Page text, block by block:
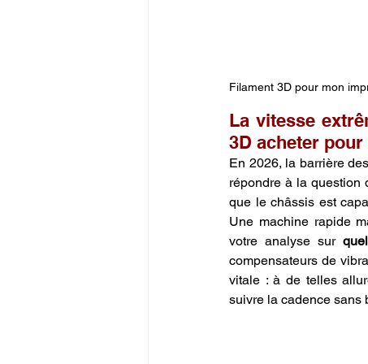
Filament 3D pour mon
La vitesse
3D acheter
En 2026, la barrière
répondre à la question
que le châssis est
Une machine rapide
votre analyse sur
compensateurs de
vitale : à de telles
suivre la cadence sans